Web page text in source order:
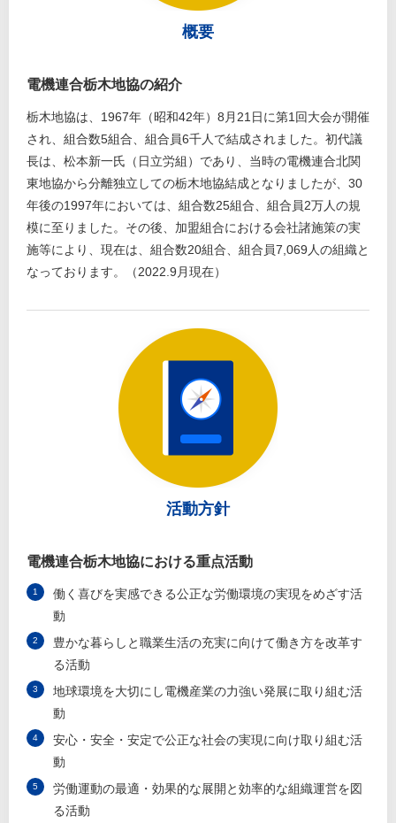
概要
電機連合栃木地協の紹介
栃木地協は、1967年（昭和42年）8月21日に第1回大会が開催
され、組合数5組合、組合員6千人で結成されました。初代議
長は、松本新一氏（日立労組）であり、当時の電機連合北関
東地協から分離独立しての栃木地協結成となりましたが、30
年後の1997年においては、組合数25組合、組合員2万人の規
模に至りました。その後、加盟組合における会社諸施策の実
施等により、現在は、組合数20組合、組合員7,069人の組織と
なっております。（2022.9月現在）
活動方針
電機連合栃木地協における重点活動
働く喜びを実感できる公正な労働環境の実現をめざす活
動
豊かな暮らしと職業生活の充実に向けて働き方を改革す
る活動
地球環境を大切にし電機産業の力強い発展に取り組む活
動
安心・安全・安定で公正な社会の実現に向け取り組む活
動
労働運動の最適・効果的な展開と効率的な組織運営を図
る活動